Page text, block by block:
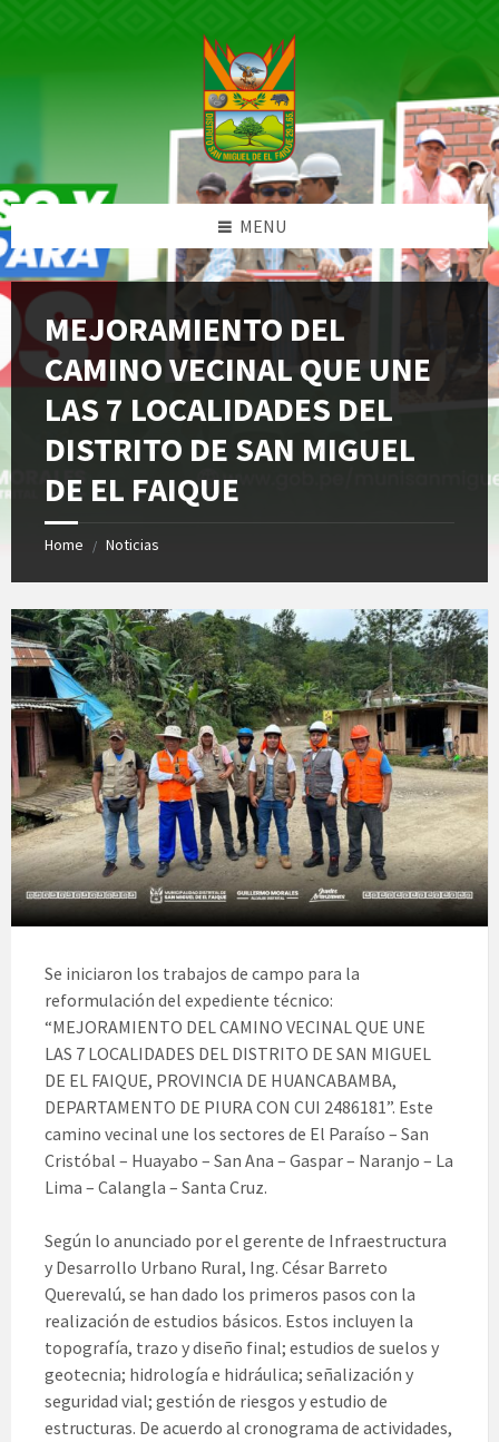
MENU
MEJORAMIENTO DEL
CAMINO VECINAL QUE UNE
LAS 7 LOCALIDADES DEL
DISTRITO DE SAN MIGUEL
DE EL FAIQUE
Home / Noticias
Se iniciaron los trabajos de campo para la
reformulación del expediente técnico:
“MEJORAMIENTO DEL CAMINO VECINAL QUE UNE
LAS 7 LOCALIDADES DEL DISTRITO DE SAN MIGUEL
DE EL FAIQUE, PROVINCIA DE HUANCABAMBA,
DEPARTAMENTO DE PIURA CON CUI 2486181”. Este
camino vecinal une los sectores de El Paraíso – San
Cristóbal – Huayabo – San Ana – Gaspar – Naranjo – La
Lima – Calangla – Santa Cruz.
Según lo anunciado por el gerente de Infraestructura
y Desarrollo Urbano Rural, Ing. César Barreto
Querevalú, se han dado los primeros pasos con la
realización de estudios básicos. Estos incluyen la
topografía, trazo y diseño final; estudios de suelos y
geotecnia; hidrología e hidráulica; señalización y
seguridad vial; gestión de riesgos y estudio de
estructuras. De acuerdo al cronograma de actividades,